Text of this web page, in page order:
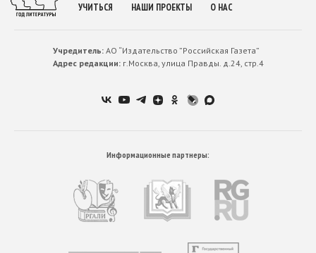
УЧИТЬСЯ
НАШИ ПРОЕКТЫ О НАС
Учредитель:АО “Издательство ”Российская Газета”
Адрес редакции:г.Москва, улица Правды. д.24, стр.4
Информационные партнеры: